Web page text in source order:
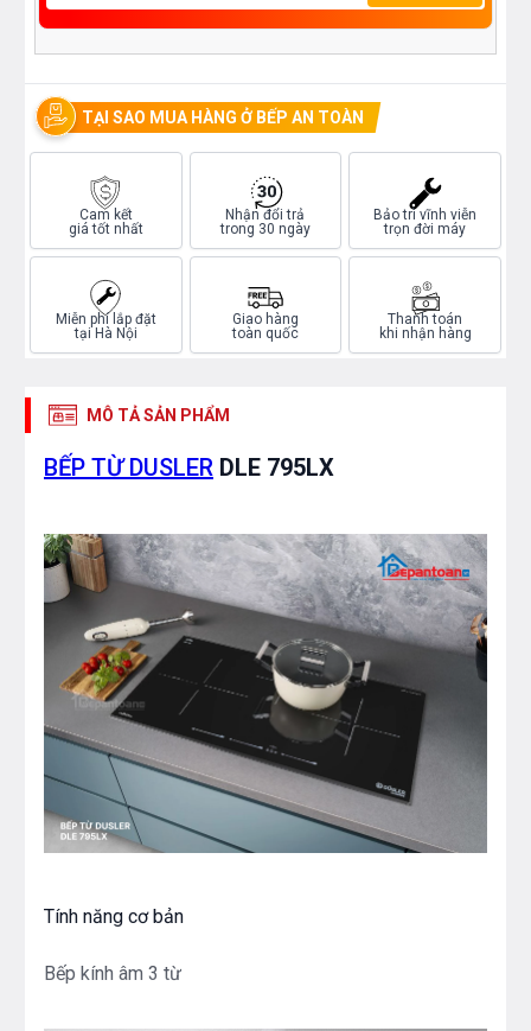
TẠI SAO MUA HÀNG Ở BẾP AN TOÀN
Cam kết
giá tốt nhất
Nhận đổi trả
trong 30 ngày
Bảo trì vĩnh viễn
trọn đời máy
Miễn phí lắp đặt
tại Hà Nội
Giao hàng
toàn quốc
Thanh toán
khi nhận hàng
MÔ TẢ SẢN PHẨM
BẾP TỪ DUSLER DLE 795LX
Tính năng cơ bản
Bếp kính âm 3 từ